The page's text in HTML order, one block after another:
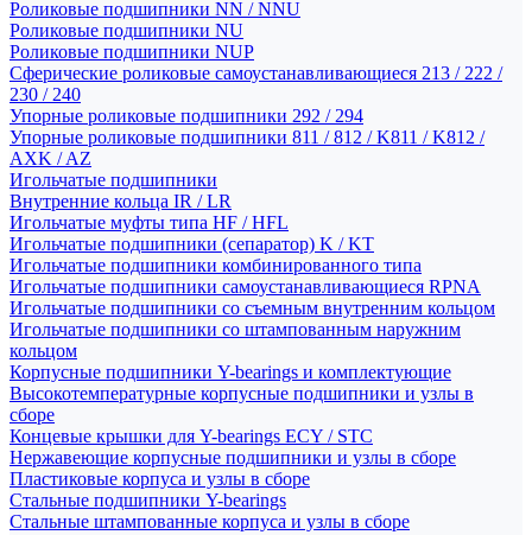
Роликовые подшипники NN / NNU
Роликовые подшипники NU
Роликовые подшипники NUP
Сферические роликовые самоустанавливающиеся 213 / 222 /
230 / 240
Упорные роликовые подшипники 292 / 294
Упорные роликовые подшипники 811 / 812 / K811 / K812 /
AXK / AZ
Игольчатые подшипники
Внутренние кольца IR / LR
Игольчатые муфты типа HF / HFL
Игольчатые подшипники (сепаратор) K / KT
Игольчатые подшипники комбинированного типа
Игольчатые подшипники самоустанавливающиеся RPNA
Игольчатые подшипники со съемным внутренним кольцом
Игольчатые подшипники со штампованным наружним
кольцом
Корпусные подшипники Y-bearings и комплектующие
Высокотемпературные корпусные подшипники и узлы в
сборе
Концевые крышки для Y-bearings ECY / STC
Нержавеющие корпусные подшипники и узлы в сборе
Пластиковые корпуса и узлы в сборе
Стальные подшипники Y-bearings
Стальные штампованные корпуса и узлы в сборе